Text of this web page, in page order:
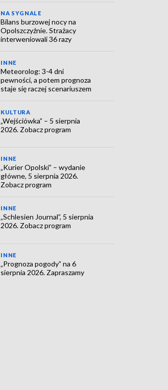
NA SYGNALE
Bilans burzowej nocy na
Opolszczyźnie. Strażacy
interweniowali 36 razy
INNE
Meteorolog: 3-4 dni
pewności, a potem prognoza
staje się raczej scenariuszem
KULTURA
„Wejściówka” – 5 sierpnia
2026. Zobacz program
INNE
„Kurier Opolski” – wydanie
główne, 5 sierpnia 2026.
Zobacz program
INNE
„Schlesien Journal”, 5 sierpnia
2026. Zobacz program
INNE
„Prognoza pogody” na 6
sierpnia 2026. Zapraszamy